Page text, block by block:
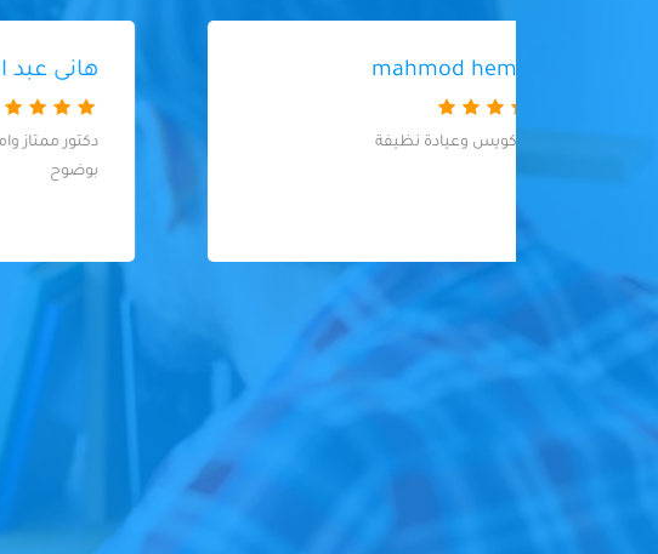
هانى عبد العزيز
دكتور ممتاز وامين ويشرح للمريض الحالة